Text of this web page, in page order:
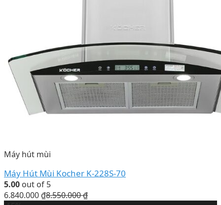
Máy hút mùi
Máy Hút Mùi Kocher K-228S-70
5.00 out of 5
6.840.000 ₫8.550.000₫